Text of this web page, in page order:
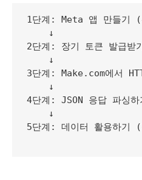
1단계: Meta 앱 만들기 (
    ↓
2단계: 장기 토큰 발급받
    ↓
3단계: Make.com에서
    ↓
4단계: JSON 응답 파싱
    ↓
5단계: 데이터 활용하기